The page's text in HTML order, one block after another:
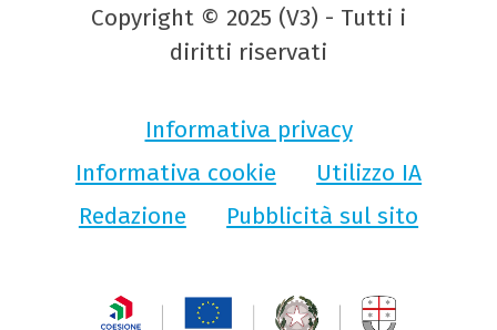
Copyright © 2025 (V3) - Tutti i
diritti riservati
Informativa privacy
Informativa cookie
Utilizzo IA
Redazione
Pubblicità sul sito